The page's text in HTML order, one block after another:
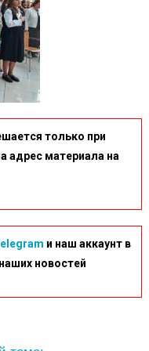
только при
адрес материала на
и наш аккаунт в
новостей